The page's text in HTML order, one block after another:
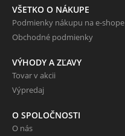
VŠETKO O NÁKUPE
Podmienky nákupu na e-shope
Obchodné podmienky
VÝHODY A ZĽAVY
Tovar v akcii
Výpredaj
O SPOLOČNOSTI
O nás